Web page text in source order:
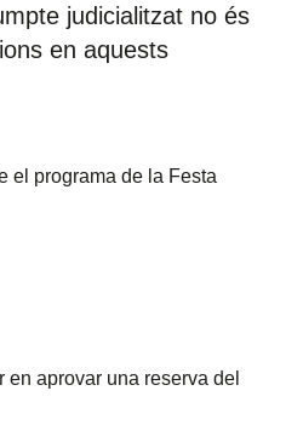
judicialitzat no és
en aquests
el programa de la Festa
en aprovar una reserva del